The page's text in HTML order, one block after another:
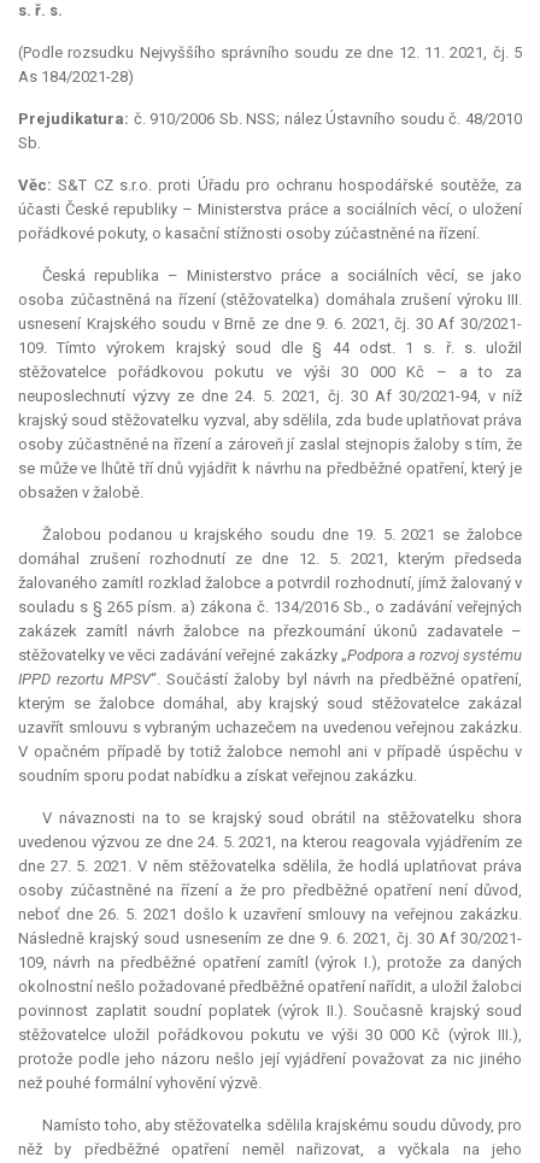
s. ř. s.
(Podle rozsudku Nejvyššího správního soudu ze dne 12. 11. 2021, čj. 5
As 184/2021-28)
Prejudikatura: č. 910/2006 Sb. NSS; nález Ústavního soudu č. 48/2010
Sb.
Věc: S&T CZ s.r.o. proti Úřadu pro ochranu hospodářské soutěže, za
účasti České republiky – Ministerstva práce a sociálních věcí, o uložení
pořádkové pokuty, o kasační stížnosti osoby zúčastněné na řízení.
Česká republika – Ministerstvo práce a sociálních věcí, se jako
osoba zúčastněná na řízení (stěžovatelka) domáhala zrušení výroku III.
usnesení Krajského soudu v Brně ze dne 9. 6. 2021, čj. 30 Af 30/2021-
109. Tímto výrokem krajský soud dle § 44 odst. 1 s. ř. s. uložil
stěžovatelce pořádkovou pokutu ve výši 30 000 Kč – a to za
neuposlechnutí výzvy ze dne 24. 5. 2021, čj. 30 Af 30/2021-94, v níž
krajský soud stěžovatelku vyzval, aby sdělila, zda bude uplatňovat práva
osoby zúčastněné na řízení a zároveň jí zaslal stejnopis žaloby s tím, že
se může ve lhůtě tří dnů vyjádřit k návrhu na předběžné opatření, který je
obsažen v žalobě.
Žalobou podanou u krajského soudu dne 19. 5. 2021 se žalobce
domáhal zrušení rozhodnutí ze dne 12. 5. 2021, kterým předseda
žalovaného zamítl rozklad žalobce a potvrdil rozhodnutí, jímž žalovaný v
souladu s § 265 písm. a) zákona č. 134/2016 Sb., o zadávání veřejných
zakázek zamítl návrh žalobce na přezkoumání úkonů zadavatele –
stěžovatelky ve věci zadávání veřejné zakázky „Podpora a rozvoj systému
IPPD rezortu MPSV“. Součástí žaloby byl návrh na předběžné opatření,
kterým se žalobce domáhal, aby krajský soud stěžovatelce zakázal
uzavřít smlouvu s vybraným uchazečem na uvedenou veřejnou zakázku.
V opačném případě by totiž žalobce nemohl ani v případě úspěchu v
soudním sporu podat nabídku a získat veřejnou zakázku.
V návaznosti na to se krajský soud obrátil na stěžovatelku shora
uvedenou výzvou ze dne 24. 5. 2021, na kterou reagovala vyjádřením ze
dne 27. 5. 2021. V něm stěžovatelka sdělila, že hodlá uplatňovat práva
osoby zúčastněné na řízení a že pro předběžné opatření není důvod,
neboť dne 26. 5. 2021 došlo k uzavření smlouvy na veřejnou zakázku.
Následně krajský soud usnesením ze dne 9. 6. 2021, čj. 30 Af 30/2021-
109, návrh na předběžné opatření zamítl (výrok I.), protože za daných
okolnostní nešlo požadované předběžné opatření nařídit, a uložil žalobci
povinnost zaplatit soudní poplatek (výrok II.). Současně krajský soud
stěžovatelce uložil pořádkovou pokutu ve výši 30 000 Kč (výrok III.),
protože podle jeho názoru nešlo její vyjádření považovat za nic jiného
než pouhé formální vyhovění výzvě.
Namísto toho, aby stěžovatelka sdělila krajskému soudu důvody, pro
něž by předběžné opatření neměl nařizovat, a vyčkala na jeho